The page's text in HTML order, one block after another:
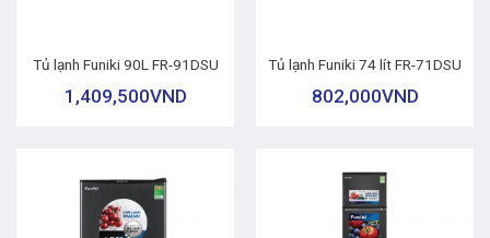
Tủ lạnh Funiki 90L FR-91DSU
1,409,500VND
Tủ lạnh Funiki 74 lít FR-71DSU
802,000VND